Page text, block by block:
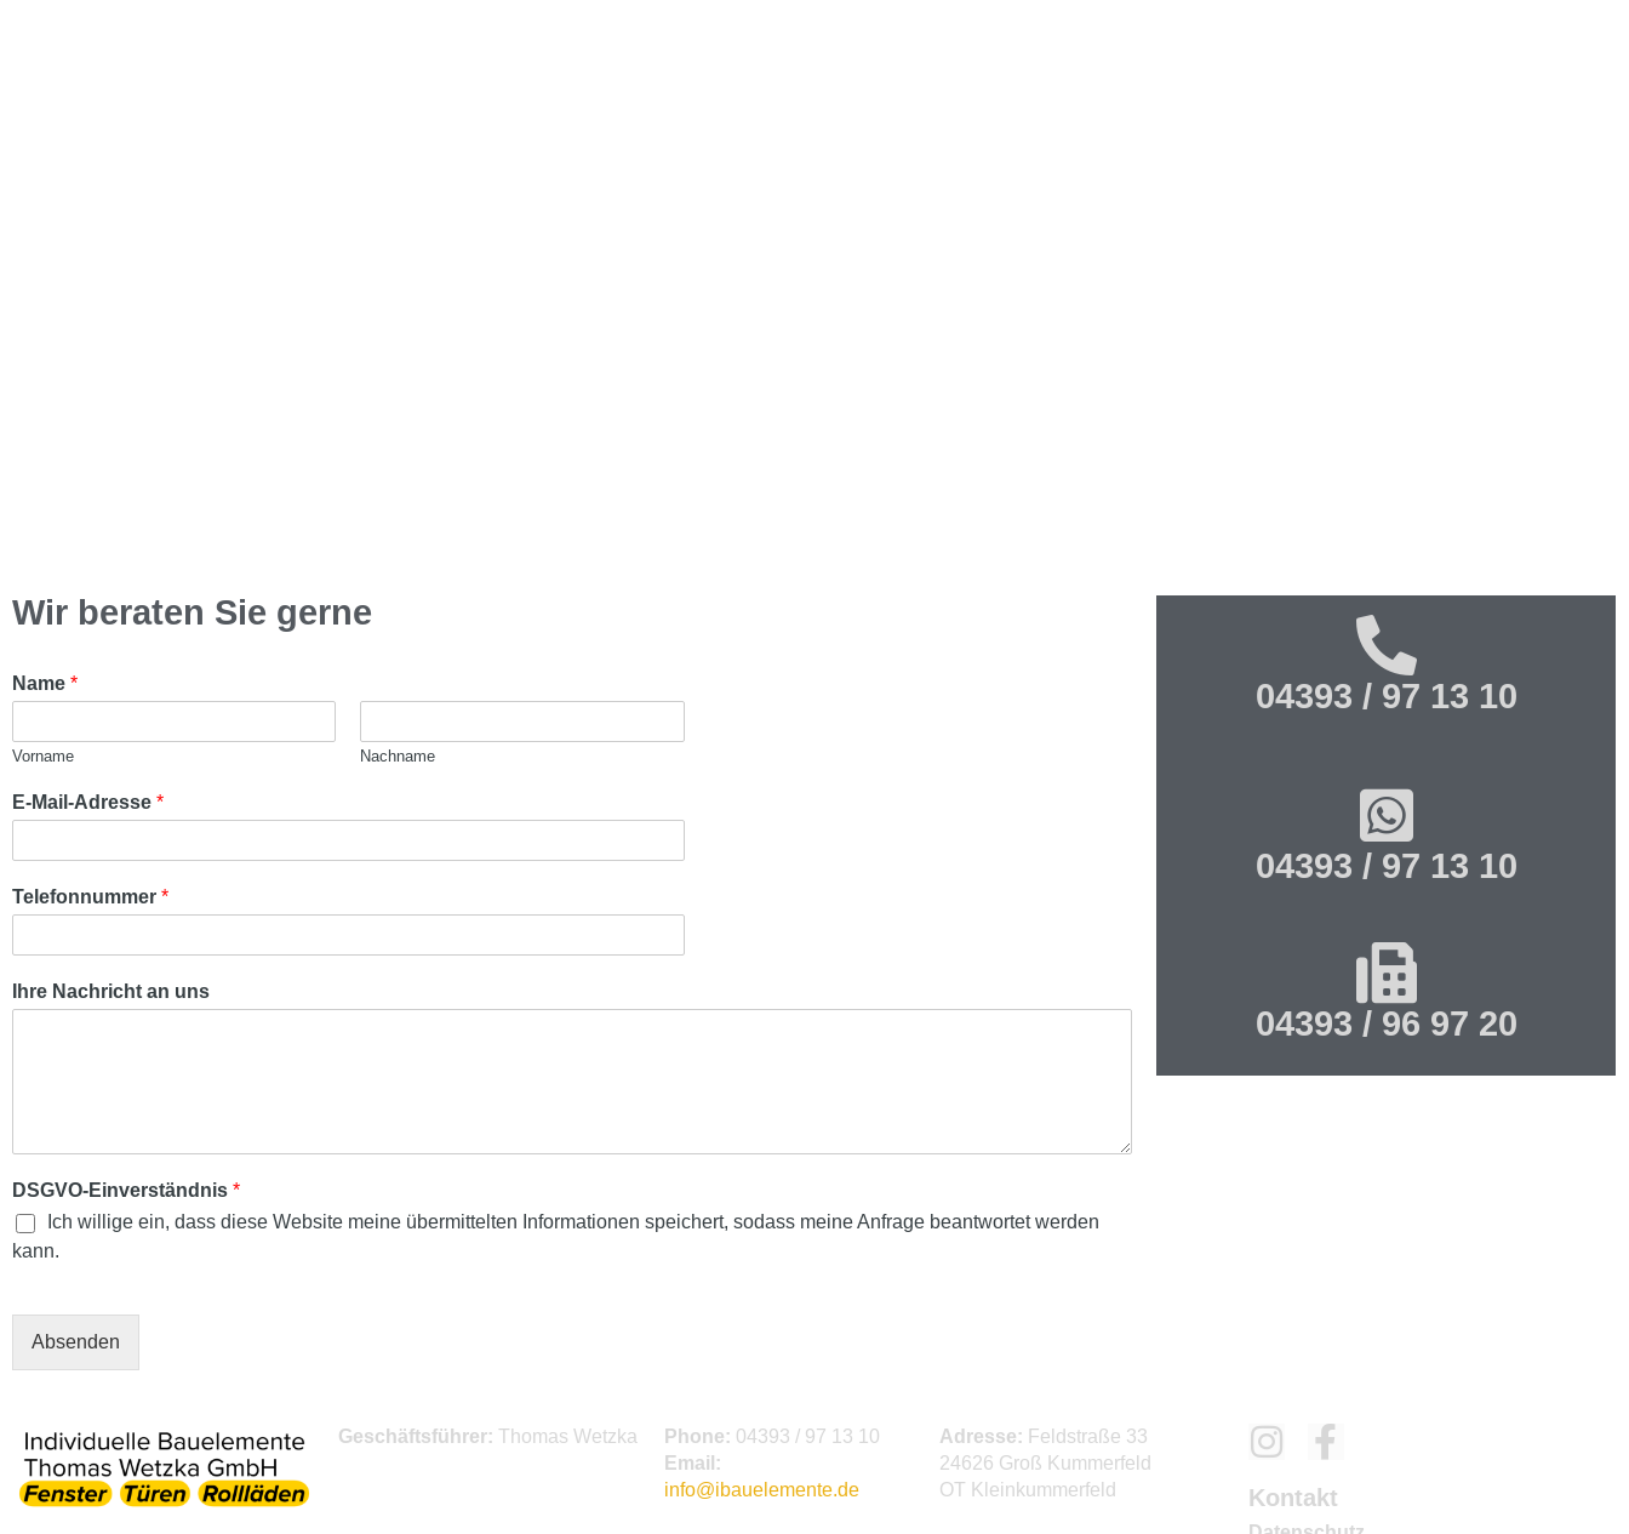
Wir beraten Sie gerne
T
e
e
f
o
n
u
m
m
r
*
T
n
n
m
m
Name *
Vorname Nachname
E-Mail-Adresse *
Telefonnummer *
Ihre Nachricht an uns
DSGVO-Einverständnis *
Ich willige ein, dass diese Website meine übermittelten Informationen speichert, sodass meine Anfrage beantwortet werden
kann.
Absenden
04393 / 97 13 10
04393 / 97 13 10
04393 / 96 97 20
Geschäftsführer: Thomas Wetzka Phone: 04393 / 97 13 10
Email:
info@ibauelemente.de
Adresse: Feldstraße 33
24626 Groß Kummerfeld
OT Kleinkummerfeld
Kontakt